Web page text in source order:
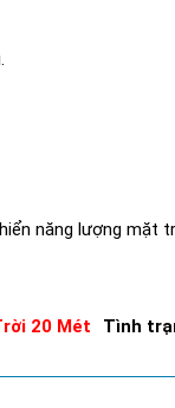
năng lượng mặt
20 Mét Tình